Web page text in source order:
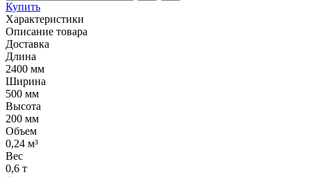
Купить
Характеристики
Описание товара
Доставка
Длина
2400 мм
Ширина
500 мм
Высота
200 мм
Объем
0,24 м³
Вес
0,6 т